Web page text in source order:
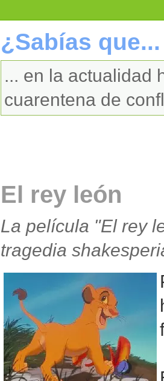
¿Sabías que...
... en la actualidad
cuarentena de
El rey león
La película "El rey
tragedia